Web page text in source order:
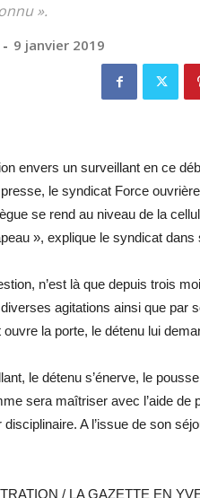
».
- 9 janvier 2019
envers un surveillant en ce
le syndicat Force
se rend au niveau de la
», explique le syndicat dans
n’est là que depuis trois
agitations ainsi que par
la porte, le détenu lui
le détenu s’énerve, le
sera maîtriser avec l’aide
disciplinaire. A l’issue de son
/ LA GAZETTE EN